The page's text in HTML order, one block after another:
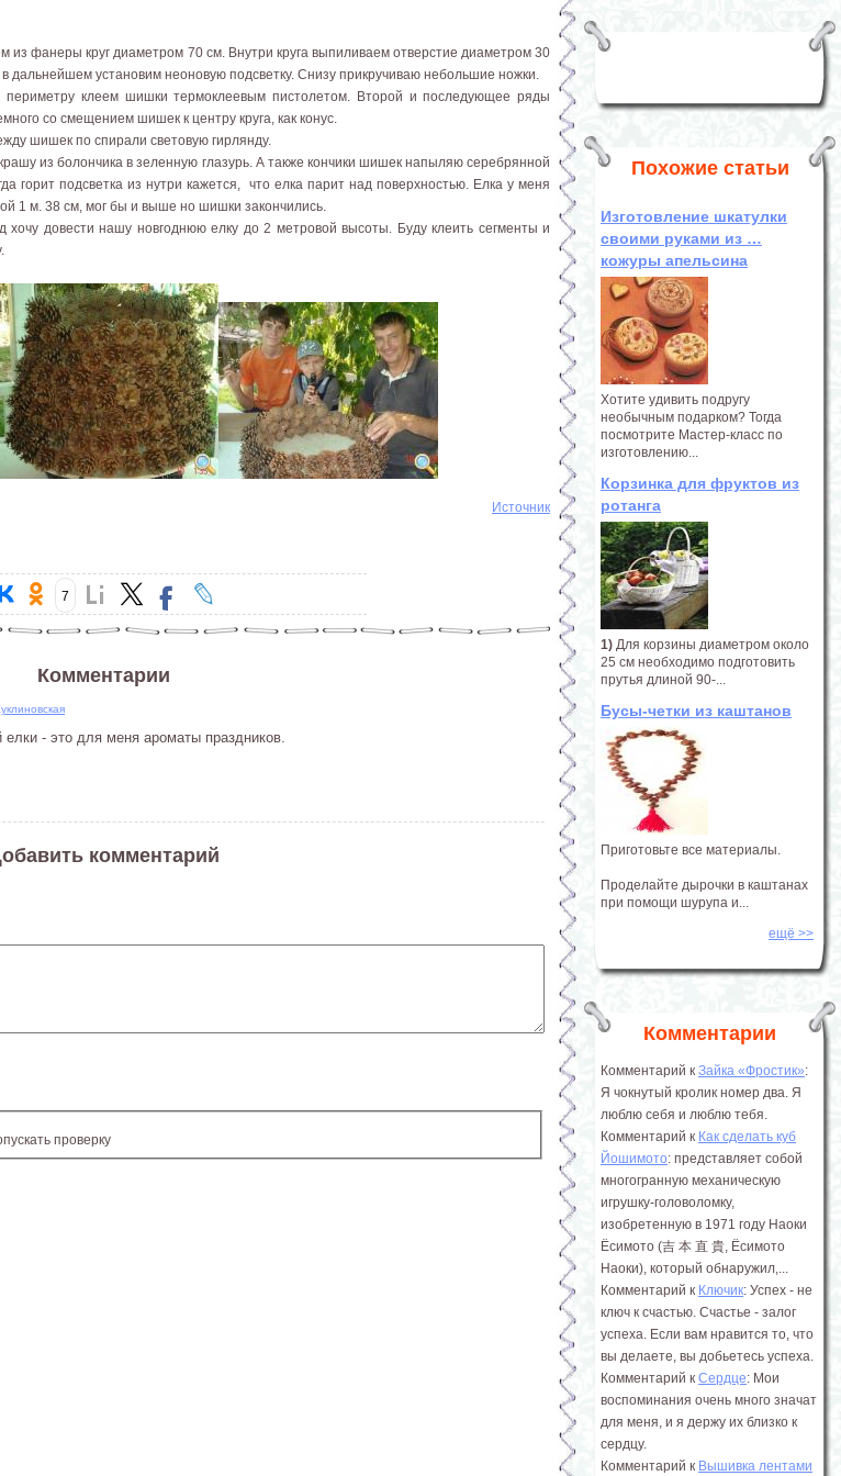
из фанеры круг диаметром 70 см. Внутри круга выпиливаем отверстие диаметром 30
дальнейшем установим неоновую подсветку. Снизу прикручиваю небольшие ножки.
периметру клеем шишки термоклеевым пистолетом. Второй и последующее ряды
со смещением шишек к центру круга, как конус.
шишек по спирали световую гирлянду.
из болончика в зеленную глазурь. А также кончики шишек напыляю серебрянной
горит подсветка из нутри кажется, что елка парит над поверхностью. Елка у меня
1 м. 38 см, мог бы и выше но шишки закончились.
хочу довести нашу новгоднюю елку до 2 метровой высоты. Буду клеить сегменты и
Источник
7
Комментарии
- это для меня ароматы праздников.
комментарий
проверку
Похожие статьи
Изготовление шкатулки
своими руками из …
кожуры апельсина
Хотите удивить подругу
необычным подарком? Тогда
посмотрите Мастер-класс по
изготовлению...
Корзинка для фруктов из
ротанга
1) Для корзины диаметром около
25 см необходимо подготовить
прутья длиной 90-...
Бусы-четки из каштанов
Приготовьте все материалы.
Проделайте дырочки в каштанах
при помощи шурупа и...
ещё >>
Комментарии
Комментарий к Зайка «Фростик»:
Я чокнутый кролик номер два. Я
люблю себя и люблю тебя.
Комментарий к Как сделать куб
Йошимото: представляет собой
многогранную механическую
игрушку-головоломку,
изобретенную в 1971 году Наоки
Ёсимото (吉 本 直 貴, Ёсимото
Наоки), который обнаружил,...
Комментарий к Ключик: Успех - не
ключ к счастью. Счастье - залог
успеха. Если вам нравится то, что
вы делаете, вы добьетесь успеха.
Комментарий к Сердце: Мои
воспоминания очень много значат
для меня, и я держу их близко к
сердцу.
Комментарий к Вышивка лентами